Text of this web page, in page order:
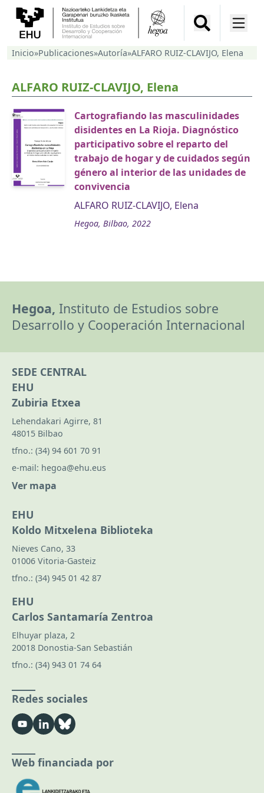
Inicio»Publicaciones»Autoría»ALFARO RUIZ-CLAVIJO, Elena
ALFARO RUIZ-CLAVIJO, Elena
Cartografiando las masculinidades
disidentes en La Rioja. Diagnóstico
participativo sobre el reparto del
trabajo de hogar y de cuidados según
género al interior de las unidades de
convivencia
ALFARO RUIZ-CLAVIJO, Elena
Hegoa, Bilbao, 2022
Hegoa, Instituto de Estudios sobre
Desarrollo y Cooperación Internacional
SEDE CENTRAL
EHU
Zubiria Etxea
Lehendakari Agirre, 81
48015 Bilbao
tfno.: (34) 94 601 70 91
e-mail: hegoa@ehu.eus
Ver mapa
EHU
Koldo Mitxelena Biblioteka
Nieves Cano, 33
01006 Vitoria-Gasteiz
tfno.: (34) 945 01 42 87
EHU
Carlos Santamaría Zentroa
Elhuyar plaza, 2
20018 Donostia-San Sebastián
tfno.: (34) 943 01 74 64
Redes sociales
Web financiada por